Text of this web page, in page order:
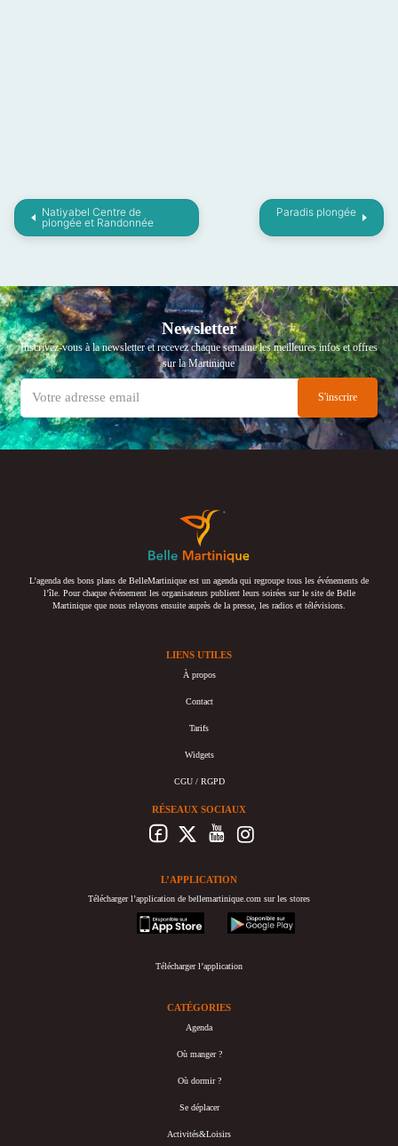
Natiyabel Centre de
plongée et Randonnée
Paradis plongée
Newsletter
Inscrivez-vous à la newsletter et recevez chaque semaine les meilleures infos et offres
sur la Martinique
L’agenda des bons plans de BelleMartinique est un agenda qui regroupe tous les événements de
l’île. Pour chaque événement les organisateurs publient leurs soirées sur le site de Belle
Martinique que nous relayons ensuite auprès de la presse, les radios et télévisions.
LIENS UTILES
À propos
Contact
Tarifs
Widgets
CGU / RGPD
RÉSEAUX SOCIAUX
L’APPLICATION
Télécharger l’application de bellemartinique.com sur les stores
appstore
googleplay
Télécharger l’application
CATÉGORIES
Agenda
Où manger ?
Où dormir ?
Se déplacer
Activités&Loisirs